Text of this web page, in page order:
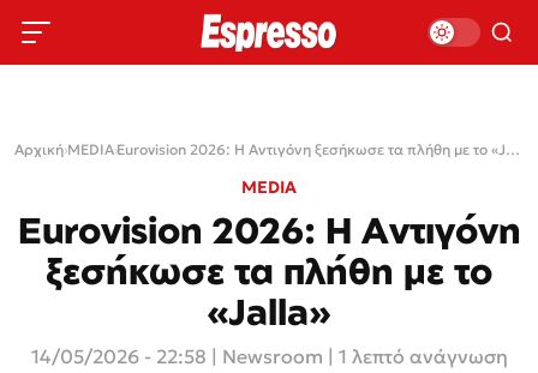
Αρχική›MEDIA› Eurovision 2026: Η Αντιγόνη ξεσήκωσε τα πλήθη με το «Jalla»
MEDIA
Eurovision 2026: Η Αντιγόνη
ξεσήκωσε τα πλήθη με το
«Jalla»
14/05/2026 - 22:58 Newsroom | 1 λεπτό ανάγνωση